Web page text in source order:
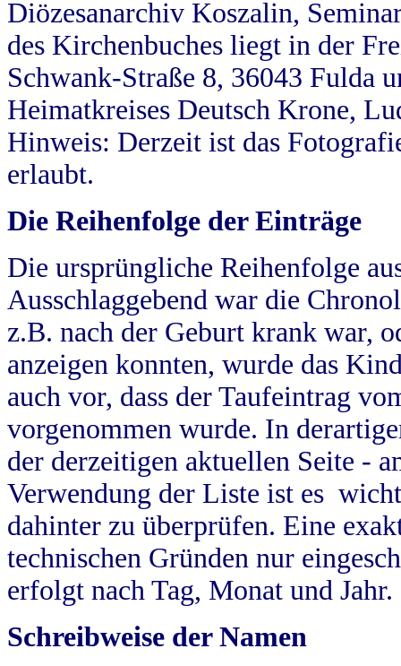
Diözesanarchiv Koszalin,
des Kirchenbuches liegt in der
Schwank-Straße 8, 36043 Fulda
Heimatkreises Deutsch Krone,
Hinweis: Derzeit ist das
erlaubt.
Die Reihenfolge der Einträge
Die ursprüngliche Reihenfolge
Ausschlaggebend war die
z.B. nach der Geburt krank war,
anzeigen konnten, wurde das
auch vor, dass der Taufeintrag
vorgenommen wurde. In
der derzeitigen aktuellen Seite -
Verwendung der Liste ist es
dahinter zu überprüfen. Eine
technischen Gründen nur
erfolgt nach Tag, Monat und Jahr.
Schreibweise der Namen